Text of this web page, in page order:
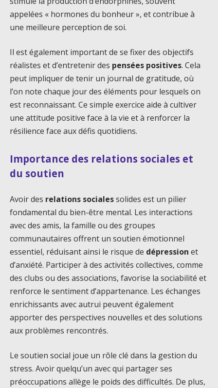
appelées « hormones du bonheur », et contribue à
une meilleure perception de soi.
Il est également important de se fixer des objectifs
réalistes et d’entretenir des pensées positives. Cela
peut impliquer de tenir un journal de gratitude, où
l’on note chaque jour des éléments pour lesquels on
est reconnaissant. Ce simple exercice aide à cultiver
une attitude positive face à la vie et à renforcer la
résilience face aux défis quotidiens.
Importance des relations sociales et
du soutien
Avoir des relations socialessolides est un pilier
fondamental du bien-être mental. Les interactions
avec des amis, la famille ou des groupes
communautaires offrent un soutien émotionnel
essentiel, réduisant ainsi le risque de dépression et
d’anxiété. Participer à des activités collectives, comme
des clubs ou des associations, favorise la sociabilité et
renforce le sentiment d’appartenance. Les échanges
enrichissants avec autrui peuvent également
apporter des perspectives nouvelles et des solutions
aux problèmes rencontrés.
Le soutien social joue un rôle clé dans la gestion du
stress. Avoir quelqu’un avec qui partager ses
préoccupations allège le poids des difficultés. De plus,